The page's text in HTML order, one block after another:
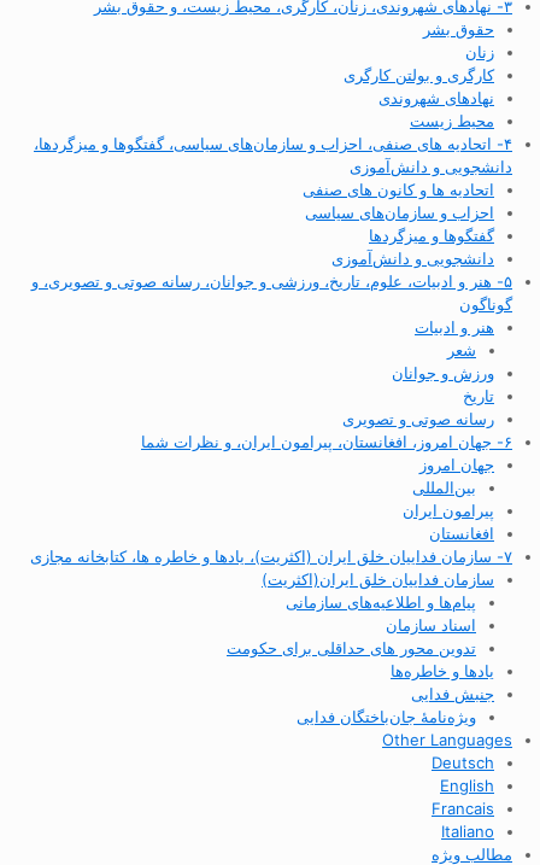
۳- نهادهای شهروندی، زنان، کارگری، محیط زیست، و حقوق بشر
حقوق بشر
زنان
کارگری و بولتن کارگری
نهادهای شهروندی
محیط زیست
۴- اتحادیه های صنفی، احزاب و سازمان‌های سیاسی، گفتگوها و میزگردها،
دانشجویی و دانش‌آموزی
اتحادیه ها و کانون های صنفی
احزاب و سازمان‌های سیاسی
گفتگوها و میزگردها
دانشجویی و دانش‌آموزی
۵- هنر و ادبیات، علوم، تاریخ، ورزشی و جوانان، رسانه صوتی و تصویری، و
گوناگون
هنر و ادبیات
شعر
ورزش و جوانان
تاریخ
رسانه صوتی و تصویری
۶- جهان امروز، افغانستان، پیرامون ایران، و نظرات شما
جهان امروز
بین‌المللی
پیرامون ایران
افغانستان
۷- سازمان فداییان خلق ایران (اکثریت)، یادها و خاطره ها، کتابخانه مجازی
سازمان فداییان خلق ایران(اکثریت)
پیام‌ها و اطلاعیه‌های سازمانی
اسناد سازمان
تدوین محور های حداقلی برای حکومت
یادها و خاطره‌ها
جنبش فدایی
ویژه‌نامهٔ جان‌باختگان فدایی
Other Languages
Deutsch
English
Francais
Italiano
مطالب ویژه